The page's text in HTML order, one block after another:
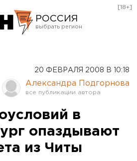
РОССИЯ
Оренбург
[18+]
20 ФЕВРАЛЯ 2008 В 10:18
Александра Подгорнова
в
опаздывают
из Читы